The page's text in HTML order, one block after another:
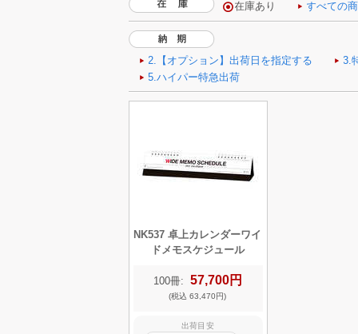
NK537 卓上カレンダーワイ
ドメモスケジュール
100冊: 57,700円
(税込 63,470円)
出荷目安